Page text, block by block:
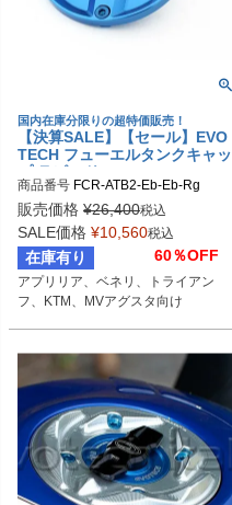
国内在庫分限りの超特価販売！
【決算SALE】【セール】EVO
TECH フューエルタンクキャッ
プ ラピッド APRILIA/BENELL
I/TRIUMPH/KTM/MV AGUSTA
商品番号 FCR-ATB2-Eb-Eb-Rg
販売価格 ¥26,400税込
SALE価格 ¥10,560税込
在庫有り 60％OFF
アプリリア、ベネリ、トライアン
フ、KTM、MVアグスタ向け